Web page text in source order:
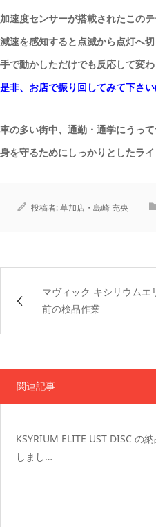
加速度センサーが搭載されたこの
減速を感知すると点滅から点灯へ切
手で動かしただけでも反応して変
是非、お店で振り回してみて下さ
車の多い街中、通勤・通学にうって
身を守るためにしっかりとしたライ
投稿者:草加店・島崎 充央
マヴィック キシリウムエ
前の検品作業
関連記事
KSYRIUM ELITE UST DISC の
しまし…